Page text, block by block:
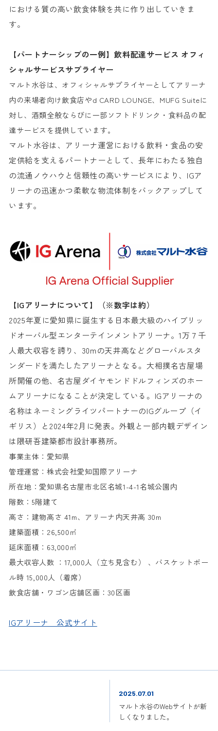
における質の高い飲食体験を共に作り出していきま
す。
【パートナーシップの一例】飲料配達サービス オフィ
シャルサービスサプライヤー
マルト水谷は、オフィシャルサプライヤーとしてアリーナ
内の来場者向け飲食店やd CARD LOUNGE、 MUFG Suiteに
対し、酒類全般ならびに一部ソフトドリンク・食料品の配
達サービスを提供しています。
マルト水谷は、アリーナ運営における飲料・食品の安
定供給を支えるパートナーとして、長年にわたる独自
の流通ノウハウと信頼性の高いサービスにより、 IGア
リーナの迅速かつ柔軟な物流体制をバックアップして
います。
【IGアリーナについて】（※数字は約）
2025年夏に愛知県に誕生する日本最大級のハイブリッ
ドオーバル型エンターテインメントアリーナ。1万７千
人最大収容を誇り、 30mの天井高などグローバルスタ
ンダードを満たしたアリーナとなる。大相撲名古屋場
所開催の他、名古屋ダイヤモンドドルフィンズのホー
ムアリーナになることが決定している。 IGアリーナの
名称はネーミングライツパートナーのIGグループ（イ
ギリス）と 2024年2月に発表。外観と一部内観デザイン
は隈研吾建築都市設計事務所。
事業主体：愛知県
管理運営：株式会社愛知国際アリーナ
所在地：愛知県名古屋市北区名城1-4-1名城公園内
階数： 5階建て
高さ：建物高さ 41m、アリーナ内天井高 30m
建築面積： 26,500㎡
延床面積： 63,000㎡
最大収容人数 ： 17,000人（立ち見含む） 、バスケットボー
ル時 15,000人（着席）
飲食店舗・ワゴン店舗区画： 30区画
IGアリーナ 公式サイト
2025.07.01
マルト水谷のWebサイトが新
しくなりました。